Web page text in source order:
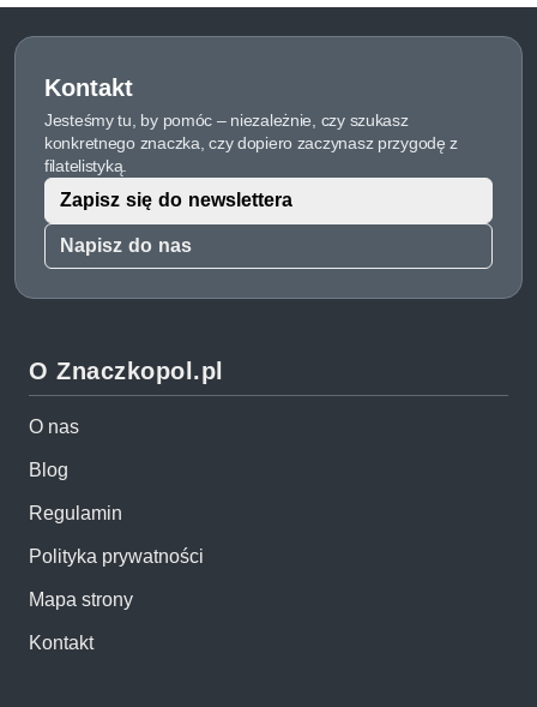
Kontakt
Jesteśmy tu, by pomóc – niezależnie, czy szukasz
konkretnego znaczka, czy dopiero zaczynasz przygodę z
filatelistyką.
Napisz do nas
Zapisz się do newslettera
O Znaczkopol.pl
O nas
Blog
Regulamin
Polityka prywatności
Mapa strony
Kontakt